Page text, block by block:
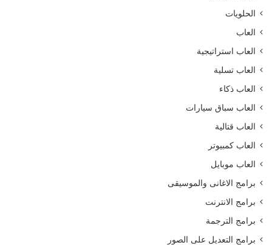
الحلويات
العاب
العاب استراتيجية
العاب تسلية
العاب ذكاء
العاب سباق سيارات
العاب قتالية
العاب كمبيوتر
العاب موبايل
برامج الاغانى والموسيقى
برامج الانترنت
برامج الترجمة
برامج التعديل على الصور